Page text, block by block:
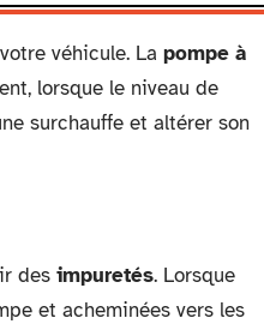
véhicule. La pompe à
lorsque le niveau de
surchauffe et altérer son
des impuretés. Lorsque
et acheminées vers les